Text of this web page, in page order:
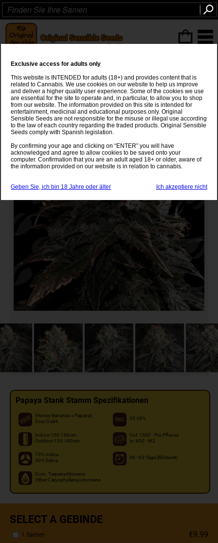
Papaya Stank
(Honey Bananas x Papaya) xSour Dubb
Papaya Stank Stamm Spezifikationen
(Honey Bananas x Papaya),
Sour Dubb
35.00%
Indoor:100-160cm
Outdoor:130-180cm
Out: 1500 - Pro Pflanze
In: 850 - M2
70% Indica
30% Sativa
56 - 63 Tage (Blütezeit)
Dom. Terpene:Myrcene
Other:Caryophyllene,Limonene
SELECT A GEBINDE
1 Samen €9.99
Exclusive access for adults only
This website is INTENDED for adults (18+) and provides content that is
related to Cannabis. We use cookies on our website to help us improve
and deliver a higher quality user experience. Some of the cookies we use
are essential for the site to operate and, in particular, to allow you to shop
from our website. The information provided on this site is intended for
entertainment, medicinal and educational purposes only. Original
Sensible Seeds are not responsible for the misuse or illegal use according
to the law of each country regarding the traded products. Original Sensible
Seeds comply with Spanish legislation.
By confirming your age and clicking on “ENTER” you will have
acknowledged and agree to allow cookies to be saved onto your
computer. Confirmation that you are an adult aged 18+ or older, aware of
the information provided on our website is in relation to cannabis.
Geben Sie, ich bin 18 Jahre oder älter Ich akzeptiere nicht